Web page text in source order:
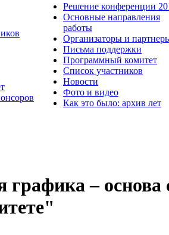
Решение конференции
Основные направления
работы
Организаторы и
Письма поддержки
Программный комитет
Список участников
Новости
Фото и видео
Как это было: архив лет
– основа